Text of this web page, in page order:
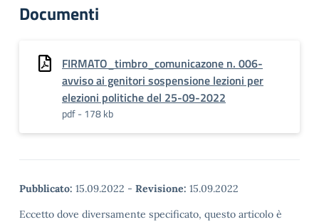
Documenti
FIRMATO_timbro_comunicazone n. 006-
avviso ai genitori sospensione lezioni per
elezioni politiche del 25-09-2022
pdf - 178 kb
Pubblicato: 15.09.2022 - Revisione: 15.09.2022
Eccetto dove diversamente specificato, questo articolo è